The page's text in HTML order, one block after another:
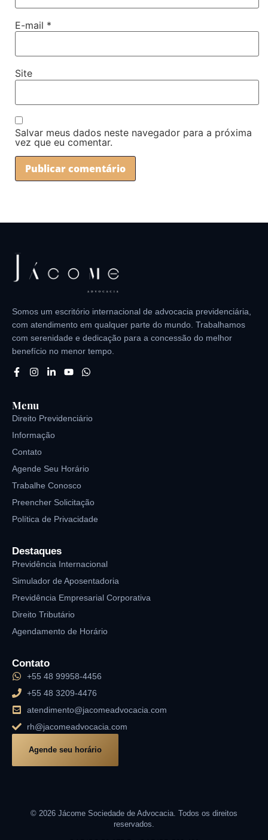
E-mail *
Site
Salvar meus dados neste navegador para a próxima
vez que eu comentar.
Somos um escritório internacional de advocacia previdenciária,
com atendimento em qualquer parte do mundo. Trabalhamos
com serenidade e dedicação para a concessão do melhor
benefício no menor tempo.
Menu
Direito Previdenciário
Informação
Contato
Agende Seu Horário
Trabalhe Conosco
Preencher Solicitação
Política de Privacidade
Destaques
Previdência Internacional
Simulador de Aposentadoria
Previdência Empresarial Corporativa
Direito Tributário
Agendamento de Horário
Contato
+55 48 99958-4456
+55 48 3209-4476
atendimento@jacomeadvocacia.com
rh@jacomeadvocacia.com
Agende seu horário
© 2026 Jácome Sociedade de Advocacia. Todos os direitos
reservados.